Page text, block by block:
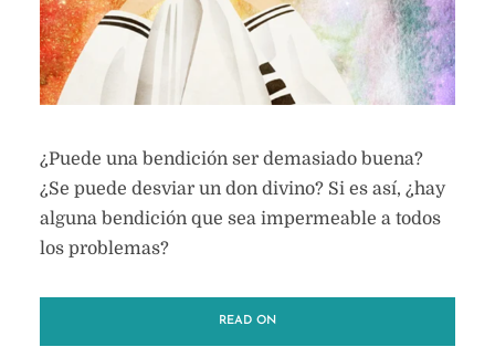
¿Puede una bendición ser demasiado buena?
¿Se puede desviar un don divino? Si es así, ¿hay
alguna bendición que sea impermeable a todos
los problemas?
READ ON